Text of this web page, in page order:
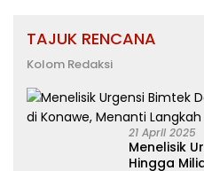
TAJUK RENCANA
Kolom Redaksi
21 April 2025
Menelisik
Hingga